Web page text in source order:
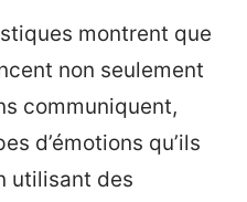
montrent que
non seulement
communiquent,
d’émotions qu’ils
utilisant des